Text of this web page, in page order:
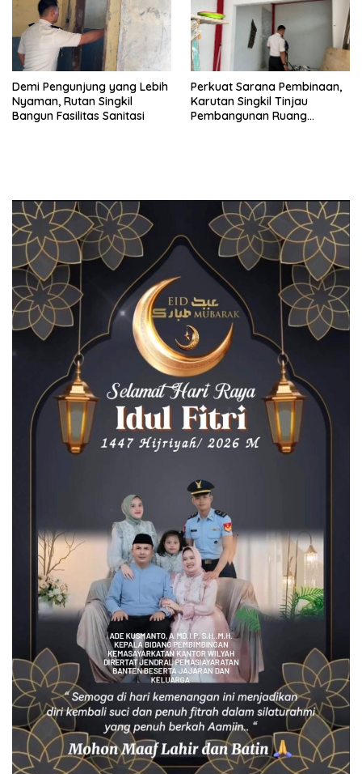
Demi Pengunjung yang Lebih
Nyaman, Rutan Singkil
Bangun Fasilitas Sanitasi
Perkuat Sarana Pembinaan,
Karutan Singkil Tinjau
Pembangunan Ruang